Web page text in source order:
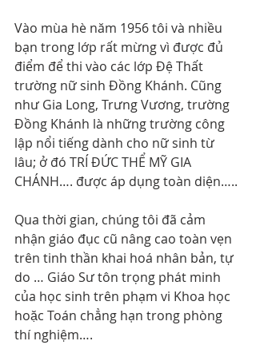
Vào mùa hè năm 1956 tôi và nhiều
bạn trong lớp rất mừng vì được đủ
điểm để thi vào các lớp Đệ Thất
trường nữ sinh Đồng Khánh. Cũng
như Gia Long, Trưng Vương, trường
Đồng Khánh là những trường công
lập nổi tiếng dành cho nữ sinh từ
lâu; ở đó TRÍ ĐỨC THỂ MỸ GIA
CHÁNH…. được áp dụng toàn diện…..
Qua thời gian, chúng tôi đã cảm
nhận giáo đục cũ nâng cao toàn vẹn
trên tinh thần khai hoá nhân bản, tự
do … Giáo Sư tôn trọng phát minh
của học sinh trên phạm vi Khoa học
hoặc Toán chẳng hạn trong phòng
thí nghiệm….